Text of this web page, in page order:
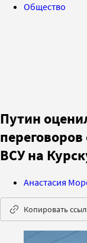
Общество
Путин
ВСУ на
Анастасия
Копировать